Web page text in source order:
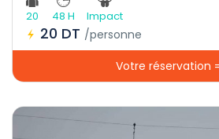
20 48 H Impact
20 DT /personne
Votre réservation